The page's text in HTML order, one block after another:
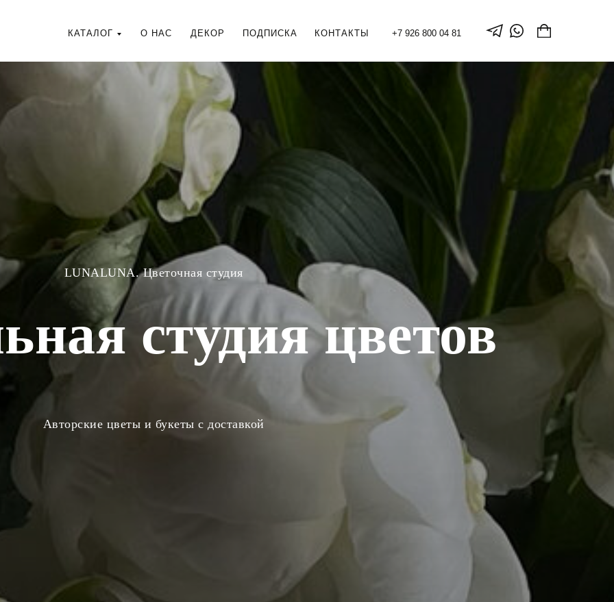
ДЕКОР ПОДПИСКА КОНТАКТЫ
О НАС
КАТАЛОГ +7 926 800 04 81
LUNALUNA. Цветочная студия
студия цветов
Авторские цветы и букеты с доставкой